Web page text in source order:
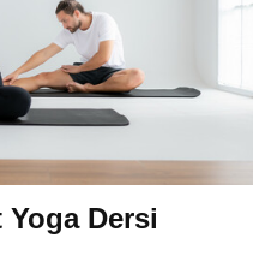
Dersi